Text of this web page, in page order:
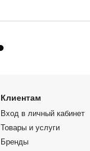
Клиентам
Вход в личный кабинет
Товары и услуги
Бренды